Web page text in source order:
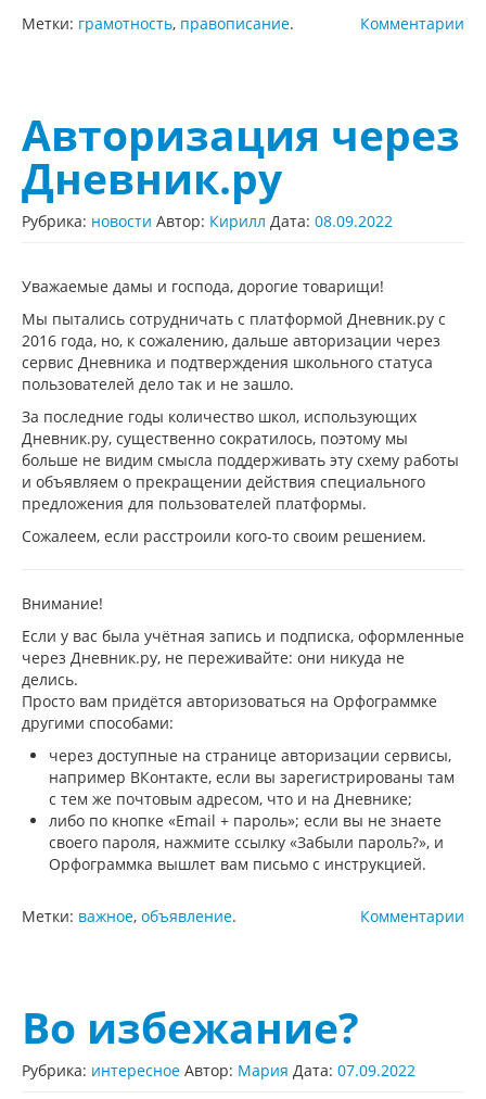
Комментарии
Метки: грамотность, правописание.
Авторизация через
Дневник.ру
Рубрика: новости Автор: Кирилл Дата: 08.09.2022
Уважаемые дамы и господа, дорогие товарищи!
Мы пытались сотрудничать с платформой Дневник.ру с
2016 года, но, к сожалению, дальше авторизации через
сервис Дневника и подтверждения школьного статуса
пользователей дело так и не зашло.
За последние годы количество школ, использующих
Дневник.ру, существенно сократилось, поэтому мы
больше не видим смысла поддерживать эту схему работы
и объявляем о прекращении действия специального
предложения для пользователей платформы.
Сожалеем, если расстроили кого-то своим решением.
Внимание!
Если у вас была учётная запись и подписка, оформленные
через Дневник.ру, не переживайте: они никуда не
делись.
Просто вам придётся авторизоваться на Орфограммке
другими способами:
через доступные на странице авторизации сервисы,
например ВКонтакте, если вы зарегистрированы там
с тем же почтовым адресом, что и на Дневнике;
либо по кнопке «Email + пароль»; если вы не знаете
своего пароля, нажмите ссылку «Забыли пароль?», и
Орфограммка вышлет вам письмо с инструкцией.
Комментарии
Метки: важное, объявление.
Во избежание?
Рубрика: интересное Автор: Мария Дата: 07.09.2022